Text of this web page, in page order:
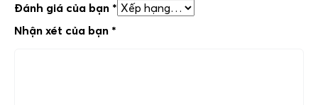
Đánh giá của bạn *
Nhận xét của bạn *